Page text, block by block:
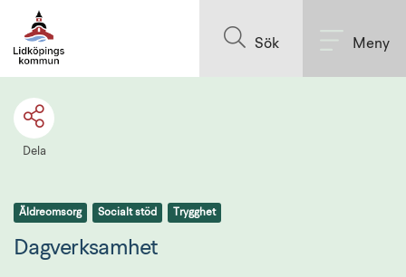
Sök Meny
Dela
Äldreomsorg Socialt stöd Trygghet
Dagverksamhet